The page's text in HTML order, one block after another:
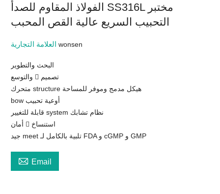
الفولاذ المقاوم للصدأ SS316L مختبر
التحبيب السريع عالية القص المحبب
العلامة التجاريةwonsen
البحث والتطوير
والتوسع  تصميم
متحرك structure هيكل مدمج وموفر للمساحة
bow أوعية تحبيب
قابلة للتغيير system نظام تشابك
أمان  استنساخ
جيد meet تلبية بالكامل لـ FDA و cGMP و GMP
 Email